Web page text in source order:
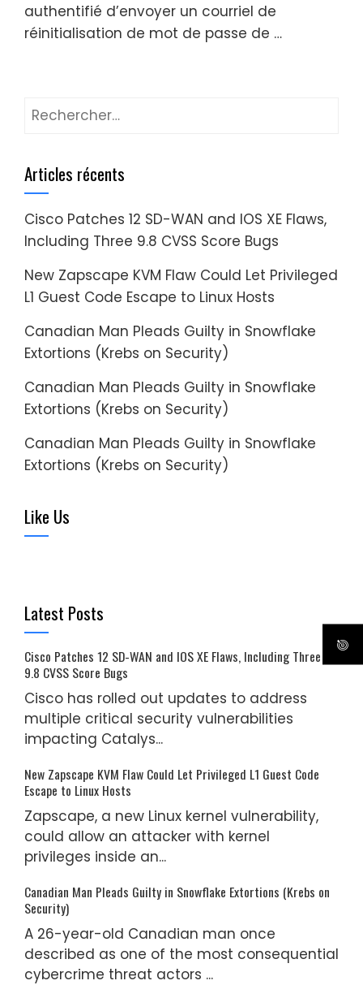
authentifié d’envoyer un courriel de
réinitialisation de mot de passe de …
Rechercher :
Articles récents
Cisco Patches 12 SD-WAN and IOS XE Flaws,
Including Three 9.8 CVSS Score Bugs
New Zapscape KVM Flaw Could Let Privileged
L1 Guest Code Escape to Linux Hosts
Canadian Man Pleads Guilty in Snowflake
Extortions (Krebs on Security)
Canadian Man Pleads Guilty in Snowflake
Extortions (Krebs on Security)
Canadian Man Pleads Guilty in Snowflake
Extortions (Krebs on Security)
Like Us
Latest Posts
Cisco Patches 12 SD-WAN and IOS XE Flaws, Including Three
9.8 CVSS Score Bugs
Cisco has rolled out updates to address
multiple critical security vulnerabilities
impacting Catalys...
New Zapscape KVM Flaw Could Let Privileged L1 Guest Code
Escape to Linux Hosts
Zapscape, a new Linux kernel vulnerability,
could allow an attacker with kernel
privileges inside an...
Canadian Man Pleads Guilty in Snowflake Extortions (Krebs on
Security)
A 26-year-old Canadian man once
described as one of the most consequential
cybercrime threat actors ...